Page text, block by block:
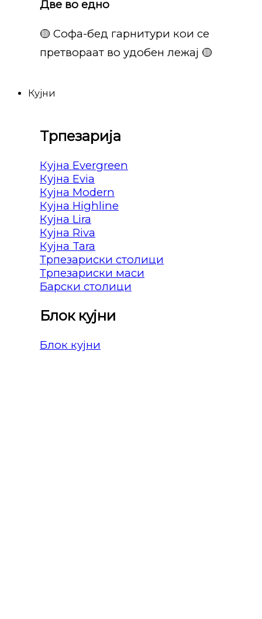
Две во едно
🟡 Софа-бед гарнитури кои се
претвораат во удобен лежај 🟡
Кујни
Трпезарија
Кујна Evergreen
Кујна Evia
Кујна Modern
Кујна Highline
Кујна Lira
Кујна Riva
Кујна Tara
Трпезариски столици
Трпезариски маси
Барски столици
Блок кујни
Блок кујни